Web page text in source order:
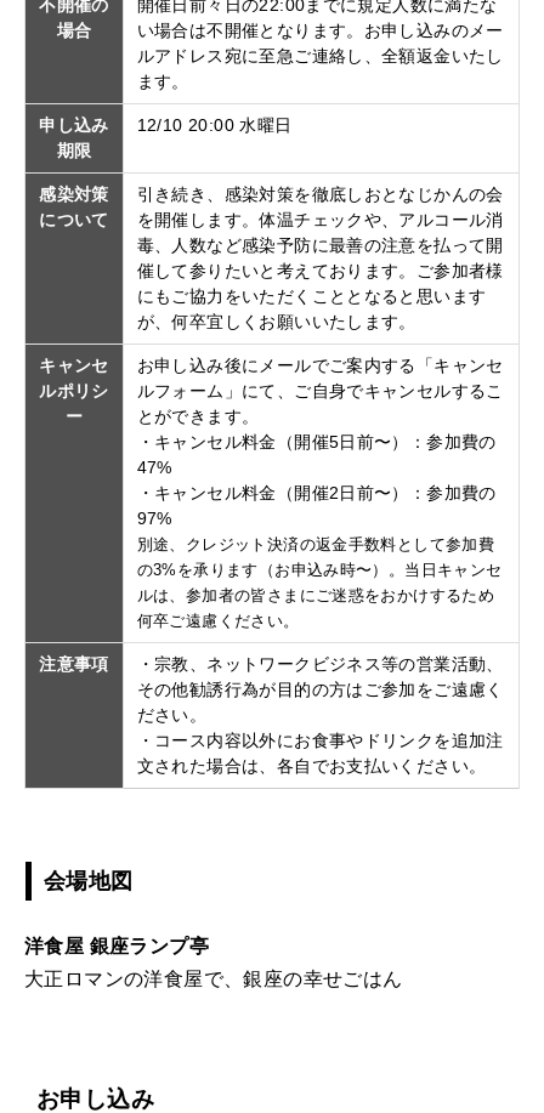
不開催の
場合
開催日前々日の22:00までに規定人数に満たな
い場合は不開催となります。お申し込みのメー
ルアドレス宛に至急ご連絡し、全額返金いたし
ます。
申し込み
期限
12/10 20:00 水曜日
感染対策
について
引き続き、感染対策を徹底しおとなじかんの会
を開催します。体温チェックや、アルコール消
毒、人数など感染予防に最善の注意を払って開
催して参りたいと考えております。ご参加者様
にもご協力をいただくこととなると思います
が、何卒宜しくお願いいたします。
キャンセ
ルポリシ
ー
お申し込み後にメールでご案内する「キャンセ
ルフォーム」にて、ご自身でキャンセルするこ
とができます。
・キャンセル料金（開催5日前〜）：参加費の
47%
・キャンセル料金（開催2日前〜）：参加費の
97%
別途、クレジット決済の返金手数料として参加費
の3%を承ります（お申込み時〜）。当日キャンセ
ルは、参加者の皆さまにご迷惑をおかけするため
何卒ご遠慮ください。
注意事項
・宗教、ネットワークビジネス等の営業活動、
その他勧誘行為が目的の方はご参加をご遠慮く
ださい。
・コース内容以外にお食事やドリンクを追加注
文された場合は、各自でお支払いください。
会場地図
洋食屋 銀座ランプ亭
大正ロマンの洋食屋で、銀座の幸せごはん
お申し込み